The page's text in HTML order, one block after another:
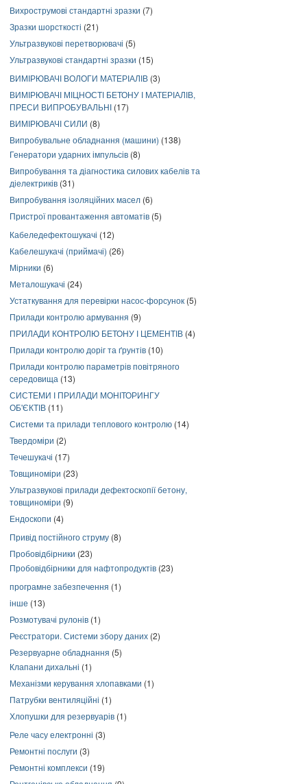
Вихрострумові стандартні зразки (7)
Зразки шорсткості (21)
Ультразвукові перетворювачі (5)
Ультразвукові стандартні зразки (15)
ВИМІРЮВАЧІ ВОЛОГИ МАТЕРІАЛІВ (3)
ВИМІРЮВАЧІ МІЦНОСТІ БЕТОНУ І МАТЕРІАЛІВ,
ПРЕСИ ВИПРОБУВАЛЬНІ (17)
ВИМІРЮВАЧІ СИЛИ (8)
Випробувальне обладнання (машини) (138)
Генератори ударних імпульсів (8)
Випробування та діагностика силових кабелів та
діелектриків (31)
Випробування ізоляційних масел (6)
Пристрої провантаження автоматів (5)
Кабеледефектошукачі (12)
Кабелешукачі (приймачі) (26)
Мірники (6)
Металошукачі (24)
Устаткування для перевірки насос-форсунок (5)
Прилади контролю армування (9)
ПРИЛАДИ КОНТРОЛЮ БЕТОНУ І ЦЕМЕНТІВ (4)
Прилади контролю доріг та ґрунтів (10)
Прилади контролю параметрів повітряного
середовища (13)
СИСТЕМИ І ПРИЛАДИ МОНІТОРИНГУ
ОБ'ЄКТІВ (11)
Системи та прилади теплового контролю (14)
Твердоміри (2)
Течешукачі (17)
Товщиноміри (23)
Ультразвукові прилади дефектоскопії бетону,
товщиноміри (9)
Ендоскопи (4)
Привід постійного струму (8)
Пробовідбірники (23)
Пробовідбірники для нафтопродуктів (23)
програмне забезпечення (1)
інше (13)
Розмотувачі рулонів (1)
Реєстратори. Системи збору даних (2)
Резервуарне обладнання (5)
Клапани дихальні (1)
Механізми керування хлопавками (1)
Патрубки вентиляційні (1)
Хлопушки для резервуарів (1)
Реле часу електронні (3)
Ремонтні послуги (3)
Ремонтні комплекси (19)